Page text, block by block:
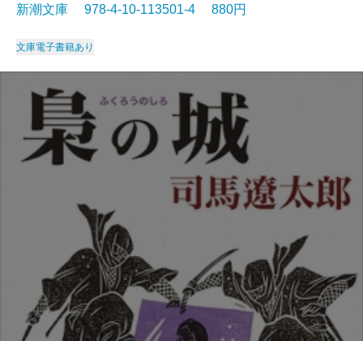
新潮文庫 978-4-10-113501-4 880円
文庫電子書籍あり